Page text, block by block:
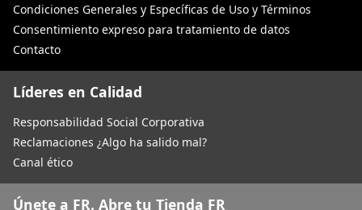
Condiciones Generales y Específicas de Uso y Términos
Consentimiento expreso para tratamiento de datos
Contacto
Líderes en Calidad
Responsabilidad Social Corporativa
Reclamaciones ¿Algo ha salido mal?
Canal ético
Únete a FR. Abre tu Tienda FR